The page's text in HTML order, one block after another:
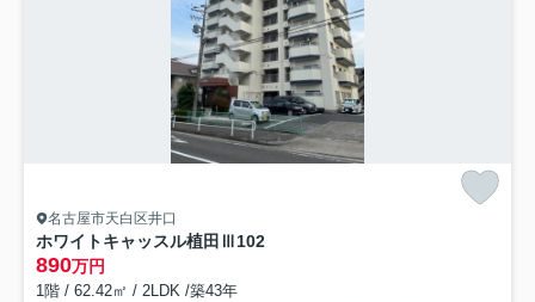
名古屋市天白区井口
ホワイトキャッスル植田Ⅲ102
890万円
1階 / 62.42㎡ / 2LDK /築43年